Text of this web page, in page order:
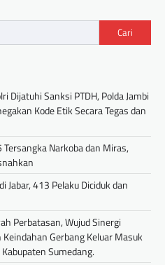
Cari
Dijatuhi Sanksi PTDH, Polda Jambi
Kode Etik Secara Tegas dan
Tersangka Narkoba dan Miras,
Jabar, 413 Pelaku Diciduk dan
Perbatasan, Wujud Sinergi
Gerbang Keluar Masuk
Sumedang.